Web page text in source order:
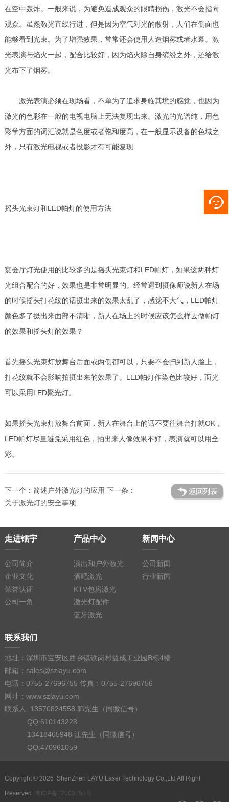
在空中轰炸。一般来说，为避免造成观众的眼睛损伤，激光不会指向
观众。虽然激光直线行进，但是因为空气对光的散射，人们在侧面也
能够看到光束。为了增强效果，常常还会使用人造烟雾或者水幕。激
光表演与焰火一起，配合比较好，因为焰火除自身缤纷之外，还给激
光布下了烟雾。
激光表演必须在现场看，不单为了追求身临其境的感觉，也因为
激光的色彩在一般的电视电脑上无法复现出来。激光的光谱纯，用色
彩学方面的词汇说就是色度或者饱和度高，在一般显示设备的色域之
外，只有激光电视或者投影才有可能复现
摇头光束灯和LED帕灯的使用方法
宴会厅灯光使用的比较多的是摇头光束灯和LED帕灯，如果这两种灯
光组合配合的好，效果也是非常明显的。经常遇到摄像师说新人在场
的时候摇头打花纹的话摄出来的效果太乱了，感觉不大气，LED帕灯
颜色多了摄出来面部不清晰，新人在场上的时候应该怎么样去做帕灯
的效果和摇头灯的效果？
首先摇头光束灯放舞台后面或两侧都可以，只要不会扫到新人脸上，
打花纹就不会影响拍摄出来的效果了。LED帕灯作染色比较好，面光
可以采用LED聚光灯。
如果摇头光束灯放舞台前面，新人在舞台上的话不要往舞台打就OK，
LED帕灯尽量避免采用红色，拍出来人像效果不好，表演就可以用全
彩。
下一个： 简述户外激光灯的应用 下一条：
关于激光灯的安全事项
走进镭宇
公司简介
企业文化
荣誉认证
公司一角
产品中心
演出和户外激光
酒吧激光
KTV包房激光
激光灯配件
蓝牙激光
新闻中心
公司新闻
行业新闻
联系我们
地址：深圳市宝安区西乡镇铁岗村益成工业园B栋4楼
邮箱：sales@szlayu.com
电话：0755-27696755 传真：0755-27696756
网址：www.szlayu.com
联系人: 13570824558 韩先生（同微信号）
QQ:610143228
13418465948 江先生（同微信号）
QQ:470961059
Copyright © 2026 ShenZhen LAYU Laser Technology Co.,Ltd All Right
Reserved. 粤ICP备12003757号